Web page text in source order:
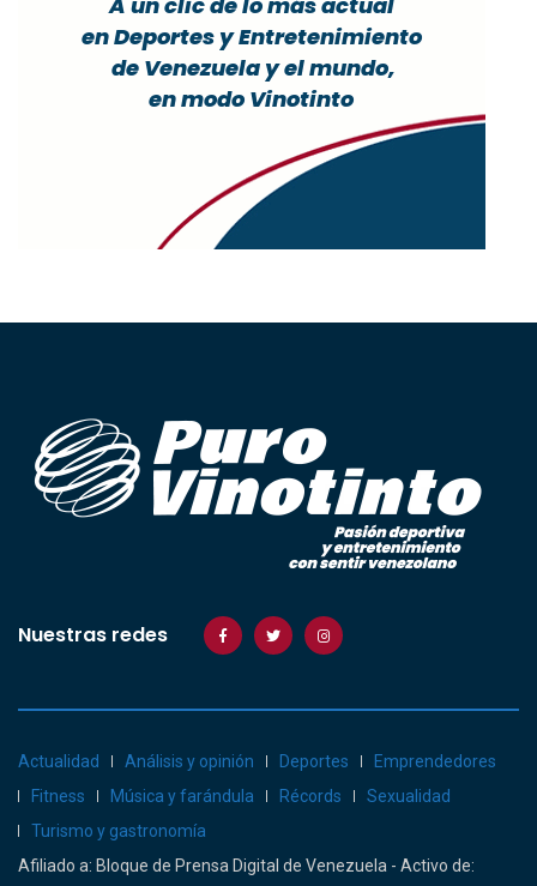
Nuestras redes
Actualidad Análisis y opinión Deportes
Emprendedores
Fitness
Música y farándula Récords
Sexualidad
Turismo y gastronomía
Afiliado a: Bloque de Prensa Digital de Venezuela - Activo de: